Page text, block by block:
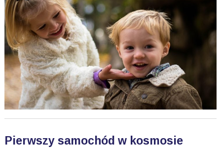
Pierwszy samochód w kosmosie